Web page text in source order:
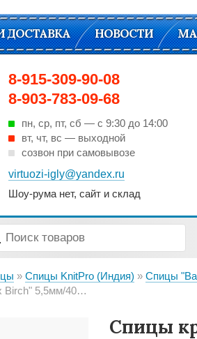
8-915-309-90-08
8-903-783-09-68
пн, ср, пт, cб — с 9:30 до 14:00
вт, чт, вс — выходной
созвон при самовывозе
virtuozi-igly@yandex.ru
Шоу-рума нет, сайт и склад
ДОСТАВКА НОВОСТИ
Спицы KnitPro (Индия) Спицы
5,5мм/40см
Спицы